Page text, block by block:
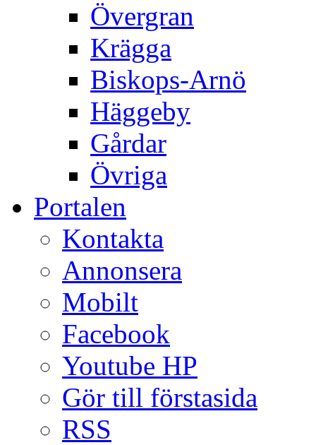
Övergran
Krägga
Biskops-Arnö
Häggeby
Gårdar
Övriga
Portalen
Kontakta
Annonsera
Mobilt
Facebook
Youtube HP
Gör till förstasida
RSS